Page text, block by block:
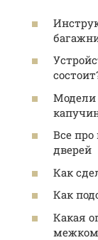
Модели
Все
дверей
Как
Как
Какая